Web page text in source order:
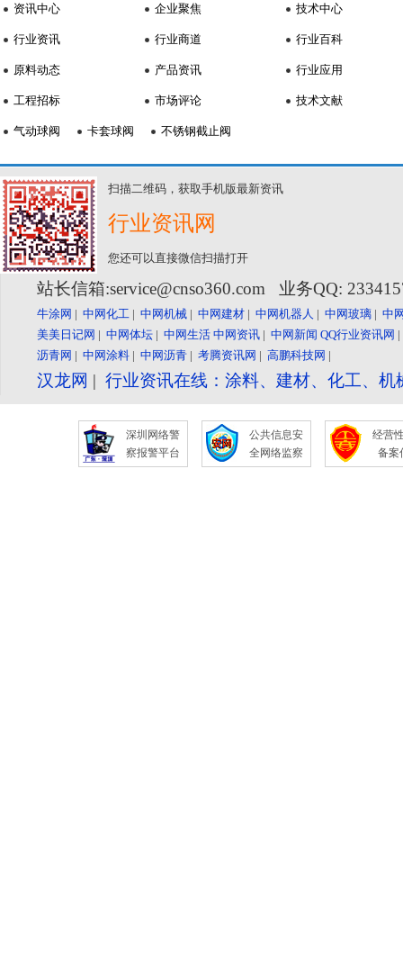
资讯中心
行业资讯
原料动态
工程招标
企业聚焦
行业商道
产品资讯
市场评论
技术中心
行业百科
行业应用
技术文献
气动球阀 卡套球阀 不锈钢截止阀
扫描二维码，获取手机版最新资讯
行业资讯网
您还可以直接微信扫描打开
站长信箱:service@cnso360.com 业务QQ:
牛涂网 | 中网化工 | 中网机械 | 中网建材 | 中网机器人 | 中网玻璃 | 中
美美日记网 | 中网体坛 | 中网生活 中网资讯 | 中网新闻 QQ行业资讯网
沥青网 | 中网涂料 | 中网沥青 | 考腾资讯网 | 高鹏科技网 |
汉龙网 | 行业资讯在线：涂料、建材、化工、
深圳网络警
察报警平台
公共信息安
全网络监察
经营
备案